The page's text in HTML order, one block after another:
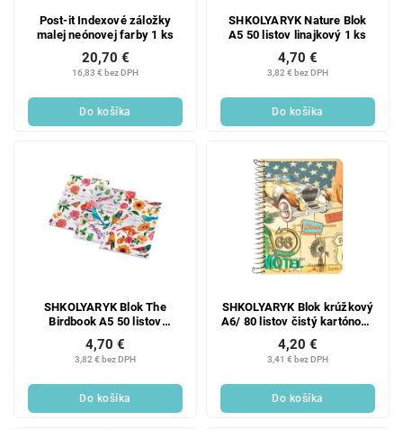
Post-it Indexové záložky
malej neónovej farby 1 ks
16,83 € bez DPH
20,70 €
Do košíka
SHKOLYARYK Nature Blok
A5 50 listov linajkový 1 ks
3,82 € bez DPH
4,70 €
Do košíka
SHKOLYARYK Blok The
Birdbook A5 50 listov
3,82 € bez DPH
4,70 €
Do košíka
SHKOLYARYK Blok krúžkový
A6/ 80 listov čistý kartónové
3,41 € bez DPH
4,20 €
Do košíka